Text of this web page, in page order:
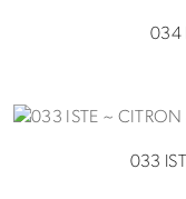
034
033